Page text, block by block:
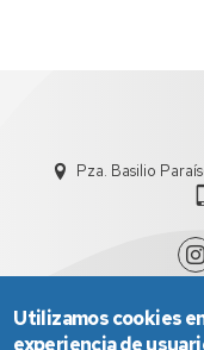
Pza. Basilio
Utilizamos cookies
experiencia de